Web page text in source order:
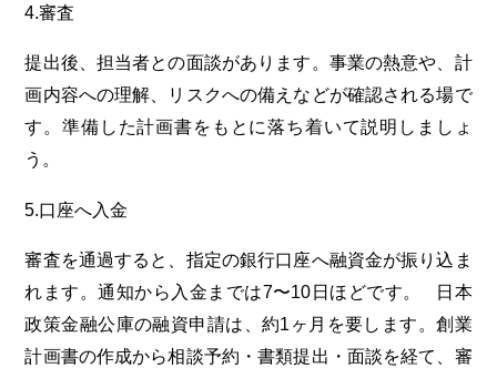
4.審査
提出後、担当者との面談があります。事業の熱意や、計
画内容への理解、リスクへの備えなどが確認される場で
す。準備した計画書をもとに落ち着いて説明しましょ
う。
5.口座へ入金
審査を通過すると、指定の銀行口座へ融資金が振り込ま
れます。通知から入金までは7〜10日ほどです。
日本
政策金融公庫の融資申請は、約1ヶ月を要します。創業
計画書の作成から相談予約・書類提出・面談を経て、審